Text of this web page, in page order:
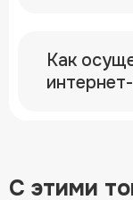
Как
С этими